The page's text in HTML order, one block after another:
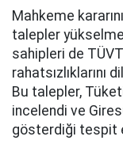
Mahkeme
talepler
sahipleri de
rahatsızlıklarını
Bu talepler,
incelendi ve
gösterdiği tespit